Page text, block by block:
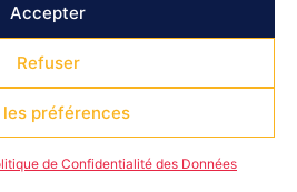
Accepter
Refuser
les préférences
de Confidentialité des Données